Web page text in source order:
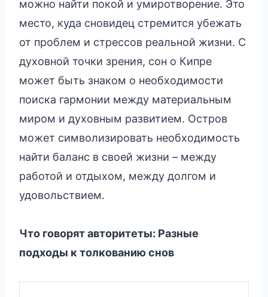
можно найти покой и умиротворение. Это
место, куда сновидец стремится убежать
от проблем и стрессов реальной жизни. С
духовной точки зрения, сон о Кипре
может быть знаком о необходимости
поиска гармонии между материальным
миром и духовным развитием. Остров
может символизировать необходимость
найти баланс в своей жизни – между
работой и отдыхом, между долгом и
удовольствием.
Что говорят авторитеты: Разные
подходы к толкованию снов